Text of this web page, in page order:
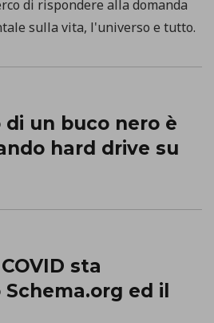
di rispondere alla domanda
sulla vita, l'universo e tutto.
un buco nero è
hard drive su
sta
ed il